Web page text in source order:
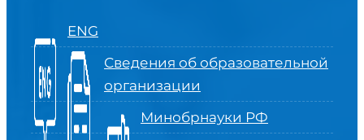
ENG
Сведения об образовательной
организации
Минобрнауки РФ